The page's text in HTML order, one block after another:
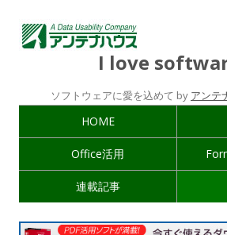
I love
ソフトウェアに愛を込めて by アンテ
HOME
Office活用
連載記事